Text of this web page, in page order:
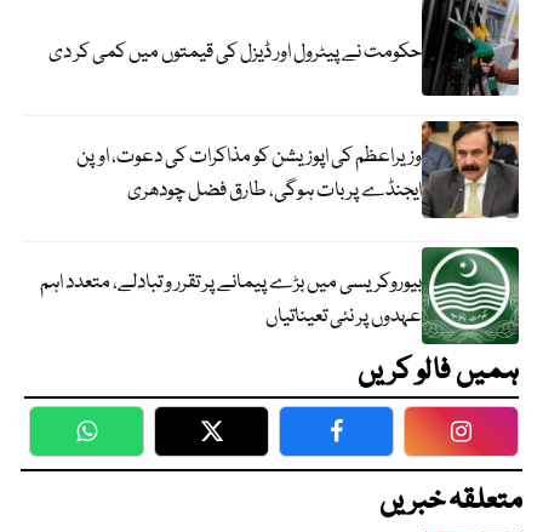
حکومت نے پیٹرول اور ڈیزل کی قیمتوں میں کمی کر دی
وزیراعظم کی اپوزیشن کو مذاکرات کی دعوت، اوپن
ایجنڈے پر بات ہوگی، طارق فضل چودھری
بیوروکریسی میں بڑے پیمانے پر تقرر و تبادلے، متعدد اہم
عہدوں پر نئی تعیناتیاں
ہمیں فالو کریں
WhatsApp Twitter Facebook
متعلقہ خبریں